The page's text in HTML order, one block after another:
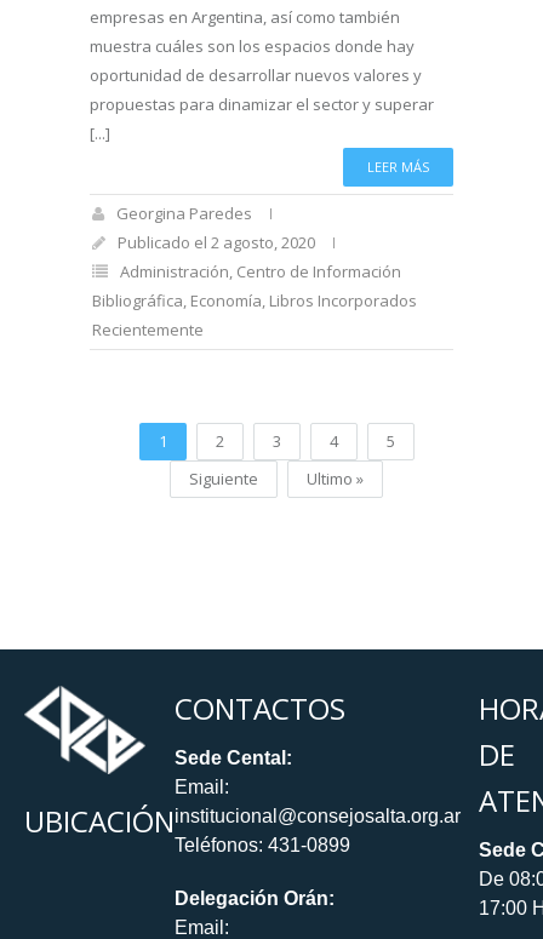
empresas en Argentina, así como también
muestra cuáles son los espacios donde hay
oportunidad de desarrollar nuevos valores y
propuestas para dinamizar el sector y superar
[...]
LEER MÁS
Georgina Paredes
Publicado el 2 agosto, 2020
Administración, Centro de Información
Bibliográfica, Economía, Libros Incorporados
Recientemente
1 2 3 4
5
Siguiente
Ultimo »
UBICACIÓN
CONTACTOS
Sede Cental:
Email:
institucional@consejosalta.org.ar
Teléfonos: 431-0899
Delegación Orán:
Email:
DE
Sede
De
17:00